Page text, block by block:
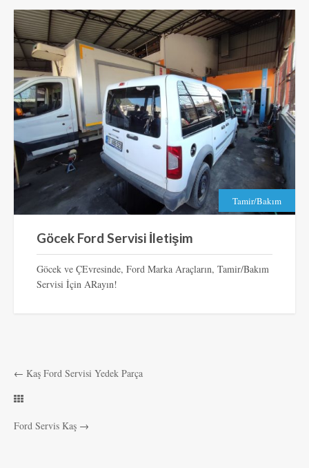
Tamir/Bakım
Göcek Ford Servisi İletişim
Göcek ve ÇEvresinde, Ford Marka Araçların, Tamir/Bakım
Servisi İçin ARayın!
← Kaş Ford Servisi Yedek Parça
Ford Servis Kaş →